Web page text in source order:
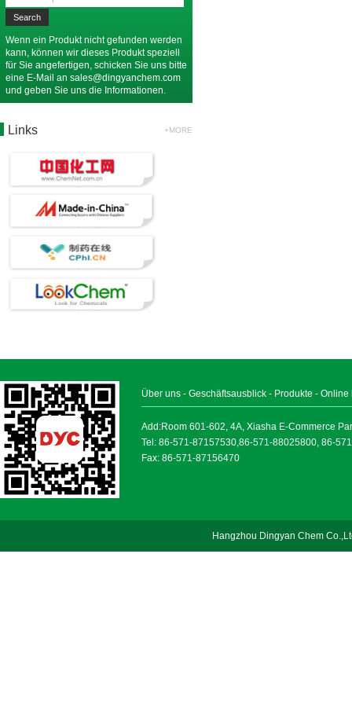
Wenn ein Produkt nicht gefunden werden
kann, können wir dieses Produkt speziell
für Sie angefertigen, schicken Sie uns bitte
eine E-Mail an sales@dingyanchem.com
und geben Sie uns die Informationen.
Links +MORE
Über uns - Geschäftsausblick - Produkte - Online
Add:Room 601-602, 4A, Xiasha E-Commerce
Tel: 86-571-87157530,86-571-88025800, 86-
Fax: 86-571-87156470
Hangzhou Dingyan Chem